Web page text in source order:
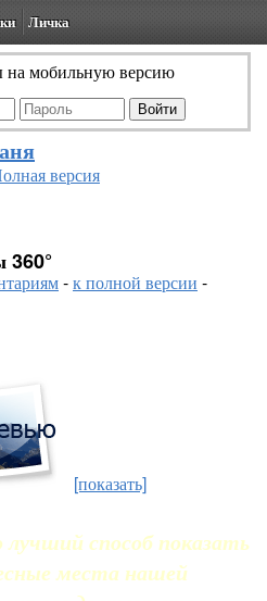
Личка
мобильную версию
версия
360°
-к полной версии -
[показать]
способ показать
места нашей